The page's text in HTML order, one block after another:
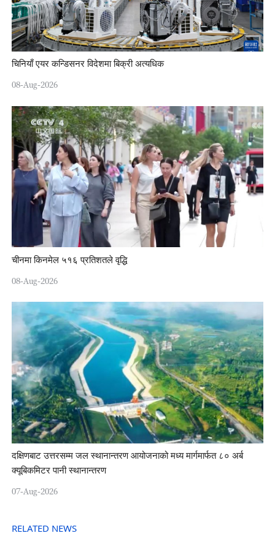
चिनियाँ एयर कन्डिसनर विदेशमा बिक्री अत्यधिक
08-Aug-2026
चीनमा किनमेल ५१६ प्रतिशतले वृद्धि
08-Aug-2026
दक्षिणबाट उत्तरसम्म जल स्थानान्तरण आयोजनाको मध्य मार्गमार्फत ८० अर्ब
क्यूबिकमिटर पानी स्थानान्तरण
07-Aug-2026
RELATED NEWS